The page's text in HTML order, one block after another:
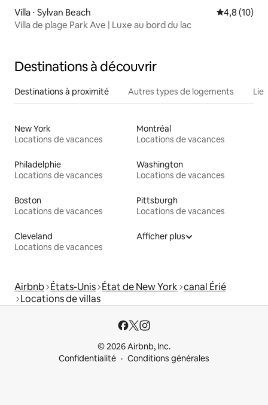
Villa ⋅ Sylvan Beach Évaluation
4,8 (10)
Villa de plage Park Ave | Luxe au bord du lac
Destinations à découvrir
Destinations à proximité Autres types de logements
New York
Locations de vacances
Montréal
Locations de vacances
Philadelphie
Locations de vacances
Washington
Locations de vacances
Boston
Locations de vacances
Pittsburgh
Locations de vacances
Cleveland
Locations de vacances
Afficher plus
Airbnb États-Unis État de New York canal Érié
Locations de villas
© 2026 Airbnb, Inc.
Confidentialité
Conditions générales